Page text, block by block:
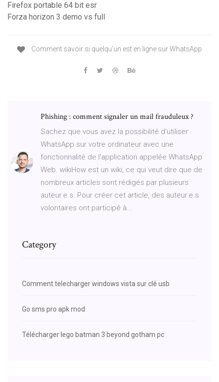
Firefox portable 64 bit esr
Forza horizon 3 demo vs full
Comment savoir si quelqu’un est en ligne sur WhatsApp
Phishing : comment signaler un mail frauduleux ?
Sachez que vous avez la possibilité d'utiliser
WhatsApp sur votre ordinateur avec une
fonctionnalité de l'application appelée WhatsApp
Web. wikiHow est un wiki, ce qui veut dire que de
nombreux articles sont rédigés par plusieurs
auteur.e.s. Pour créer cet article, des auteur.e.s
volontaires ont participé à...
Category
Comment telecharger windows vista sur clé usb
Go sms pro apk mod
Télécharger lego batman 3 beyond gotham pc